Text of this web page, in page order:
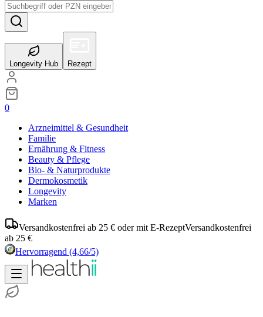
Longevity Hub Rezept
0
Arzneimittel & Gesundheit
Familie
Ernährung & Fitness
Beauty & Pflege
Bio- & Naturprodukte
Dermokosmetik
Longevity
Marken
Versandkostenfrei ab 25 € oder mit E-RezeptVersandkostenfrei
ab 25 €
Hervorragend (4,66/5)